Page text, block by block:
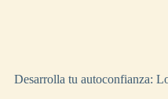
Desarrolla tu autoconfianza: